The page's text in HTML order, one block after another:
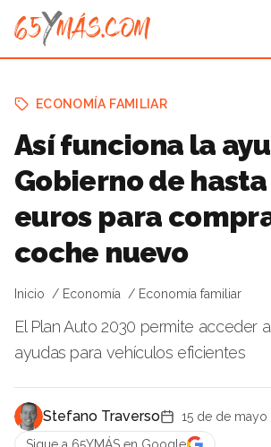
ECONOMÍA FAMILIAR
Así funciona la
Gobierno de hasta
euros para
coche nuevo
Inicio Economía Economía familiar
El Plan Auto 2030 permite acceder
ayudas para vehículos eficientes
Stefano Traverso
15 de de